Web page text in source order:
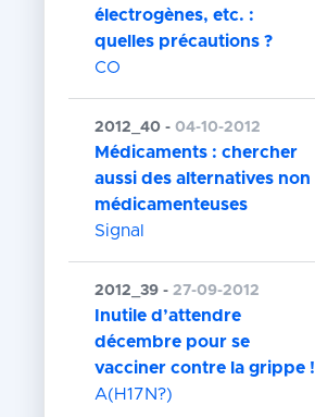
électrogènes, etc. :
quelles précautions ?
CO
2012_40 -04-10-2012
Médicaments : chercher
aussi des alternatives non
médicamenteuses
Signal
2012_39 -27-09-2012
Inutile d’attendre
décembre pour se
vacciner contre la grippe !
A(H17N?)